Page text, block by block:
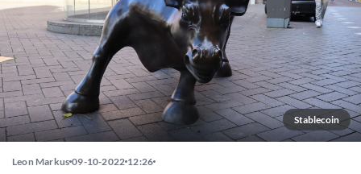
Stablecoin
Leon Markus 09-10-2022 12:26